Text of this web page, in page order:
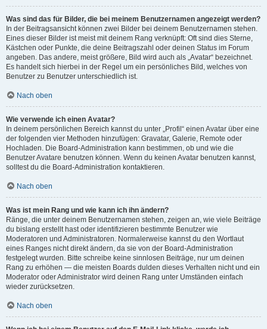
Was sind das für Bilder, die bei meinem Benutzernamen angezeigt werden?
In der Beitragsansicht können zwei Bilder bei deinem Benutzernamen stehen.
Eines dieser Bilder ist meist mit deinem Rang verknüpft: Oft sind dies Sterne,
Kästchen oder Punkte, die deine Beitragszahl oder deinen Status im Forum
angeben. Das andere, meist größere, Bild wird auch als „Avatar“ bezeichnet.
Es handelt sich hierbei in der Regel um ein persönliches Bild, welches von
Benutzer zu Benutzer unterschiedlich ist.
Nach oben
Wie verwende ich einen Avatar?
In deinem persönlichen Bereich kannst du unter „Profil“ einen Avatar über eine
der folgenden vier Methoden hinzufügen: Gravatar, Galerie, Remote oder
Hochladen. Die Board-Administration kann bestimmen, ob und wie die
Benutzer Avatare benutzen können. Wenn du keinen Avatar benutzen kannst,
solltest du die Board-Administration kontaktieren.
Nach oben
Was ist mein Rang und wie kann ich ihn ändern?
Ränge, die unter deinem Benutzernamen stehen, zeigen an, wie viele Beiträge
du bislang erstellt hast oder identifizieren bestimmte Benutzer wie
Moderatoren und Administratoren. Normalerweise kannst du den Wortlaut
eines Ranges nicht direkt ändern, da sie von der Board-Administration
festgelegt wurden. Bitte schreibe keine sinnlosen Beiträge, nur um deinen
Rang zu erhöhen — die meisten Boards dulden dieses Verhalten nicht und ein
Moderator oder Administrator wird deinen Rang unter Umständen einfach
wieder zurücksetzen.
Nach oben